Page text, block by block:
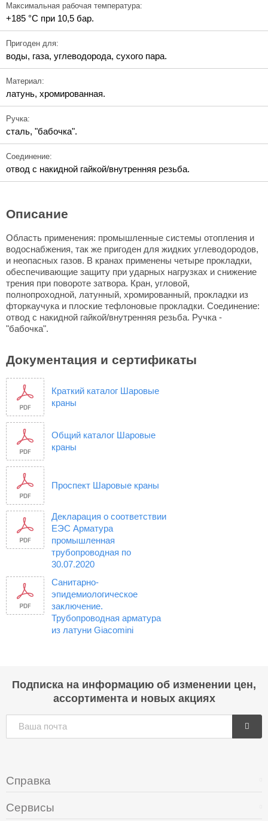
Максимальная рабочая температура:
+185 °C при 10,5 бар.
Пригоден для:
воды, газа, углеводорода, сухого пара.
Материал:
латунь, хромированная.
Ручка:
сталь, "бабочка".
Соединение:
отвод с накидной гайкой/внутренняя резьба.
Описание
Область применения: промышленные системы отопления и
водоснабжения, так же пригоден для жидких углеводородов,
и неопасных газов. В кранах применены четыре прокладки,
обеспечивающие защиту при ударных нагрузках и снижение
трения при повороте затвора. Кран, угловой,
полнопроходной, латунный, хромированный, прокладки из
фторкаучука и плоские тефлоновые прокладки. Соединение:
отвод с накидной гайкой/внутренняя резьба. Ручка -
"бабочка".
Документация и сертификаты
Краткий каталог Шаровые
краны
Общий каталог Шаровые
краны
Проспект Шаровые краны
Декларация о соответствии
ЕЭС Арматура
промышленная
трубопроводная по
30.07.2020
Санитарно-
эпидемиологическое
заключение.
Трубопроводная арматура
из латуни Giacomini
Подписка на информацию об изменении цен,
ассортимента и новых акциях
Справка
Сервисы